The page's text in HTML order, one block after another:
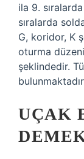
ila 9.
sıralarda
G, koridor, K
oturma
şeklindedir.
UÇAK